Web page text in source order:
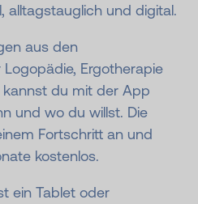
alltagstauglich und digital.
aus den
Ergotherapie
du mit der App
und wo du willst. Die
Fortschritt an und
kostenlos.
ein Tablet oder